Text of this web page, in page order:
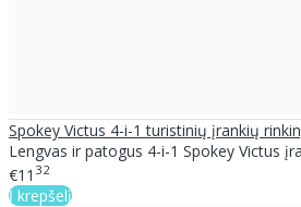
Spokey Victus 4-i-1 turistinių įrankių
Lengvas ir patogus 4-i-1 Spokey Victus
€11 32
Į krepšelį